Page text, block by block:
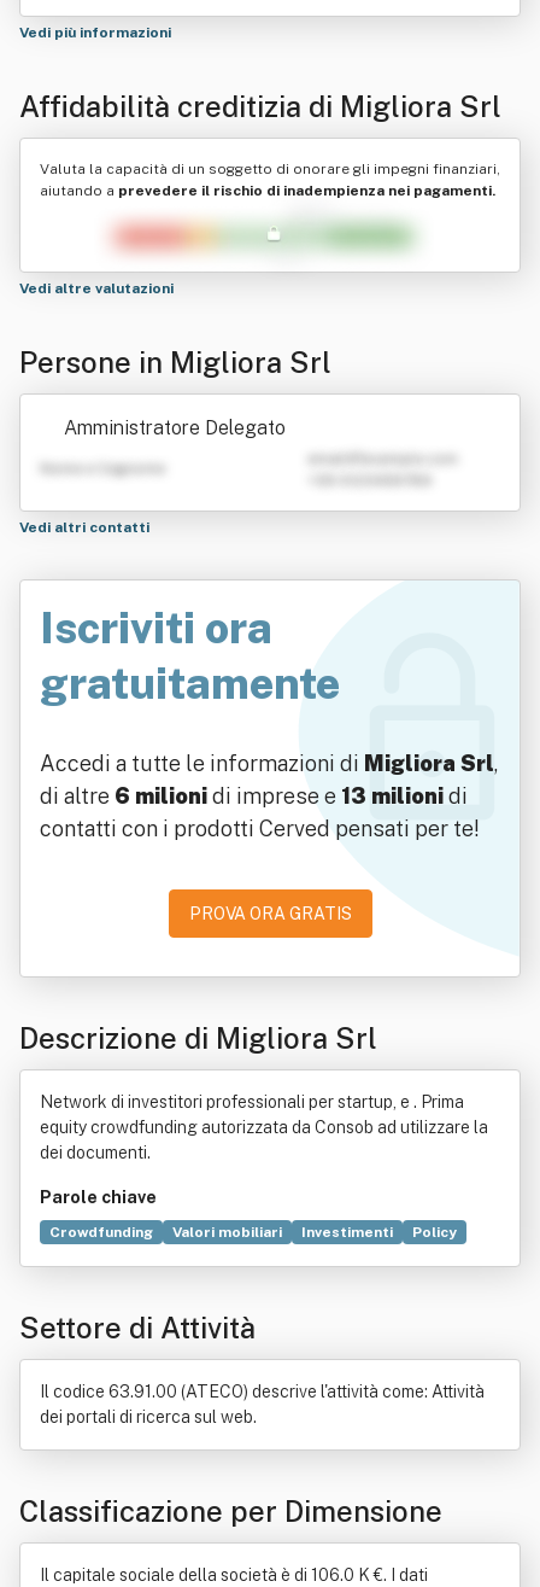
Vedi più informazioni
Affidabilità creditizia di Migliora Srl
Valuta la capacità di un soggetto di onorare gli impegni finanziari,
aiutando a prevedere il rischio di inadempienza nei pagamenti.
Vedi altre valutazioni
Persone in Migliora Srl
Amministratore Delegato
Nome e Cognome
Vedi altri contatti
Iscriviti ora
gratuitamente
Accedi a tutte le informazioni di Migliora Srl,
di altre 6 milionidi imprese e 13 milionidi
contatti con i prodotti Cerved pensati per te!
PROVA ORA GRATIS
Descrizione di Migliora Srl
Network di investitori professionali per startup, e . Prima
equity crowdfunding autorizzata da Consob ad utilizzare la
dei documenti.
Parole chiave
Crowdfunding Valori mobiliari Investimenti
Policy
Risarcimento del danno
Servizio
Regolamento
Unione europea
Settore di Attività
Il codice 63.91.00 (ATECO) descrive l'attività come: Attività
dei portali di ricerca sul web.
Classificazione per Dimensione
Il capitale sociale della società è di 106.0 K €. I dati